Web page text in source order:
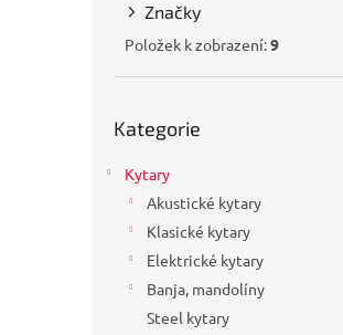
Značky
Položek k zobrazení:9
kategorie
Kategorie
Kytary
Akustické kytary
Klasické kytary
Elektrické kytary
Banja, mandolíny
Steel kytary